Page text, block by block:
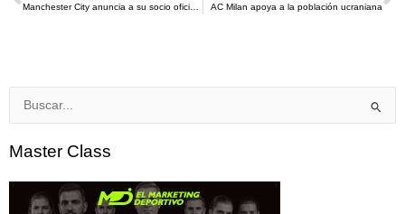
AC Milan apoya a la población ucraniana
Buscar
Master Class